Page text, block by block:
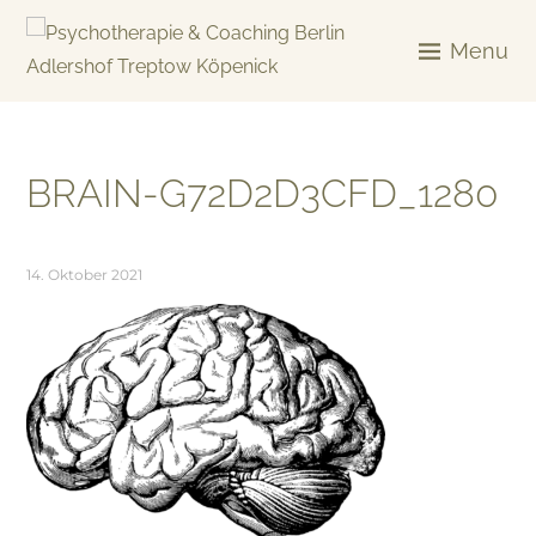
Skip
Menu
BRAIN-G72D2D3CFD_1280
14. Oktober 2021